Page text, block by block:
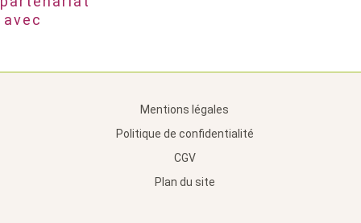
avec
Mentions légales
Politique de confidentialité
CGV
Plan du site